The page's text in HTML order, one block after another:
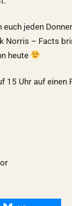
jeden
Norris – Facts
heute
15 Uhr auf einen